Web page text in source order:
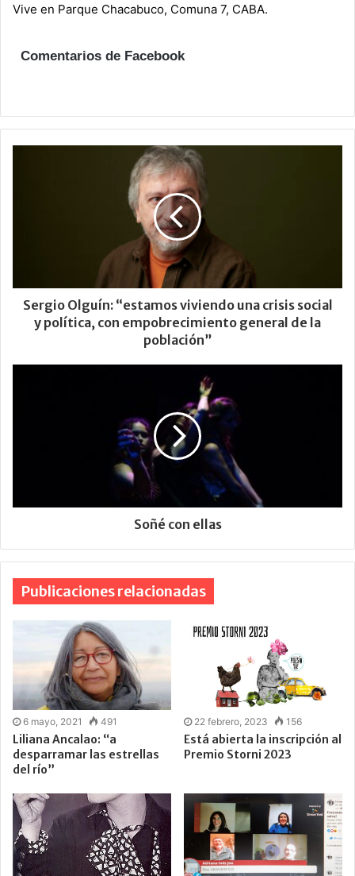
Vive en Parque Chacabuco, Comuna 7, CABA.
Comentarios de Facebook
Sergio Olguín: “estamos viviendo una crisis social
y política, con empobrecimiento general de la
población”
Soñé con ellas
Publicaciones relacionadas
6 mayo, 2021 491
Liliana Ancalao: “a
desparramar las estrellas
del río”
22 febrero, 2023 156
Está abierta la inscripción al
Premio Storni 2023